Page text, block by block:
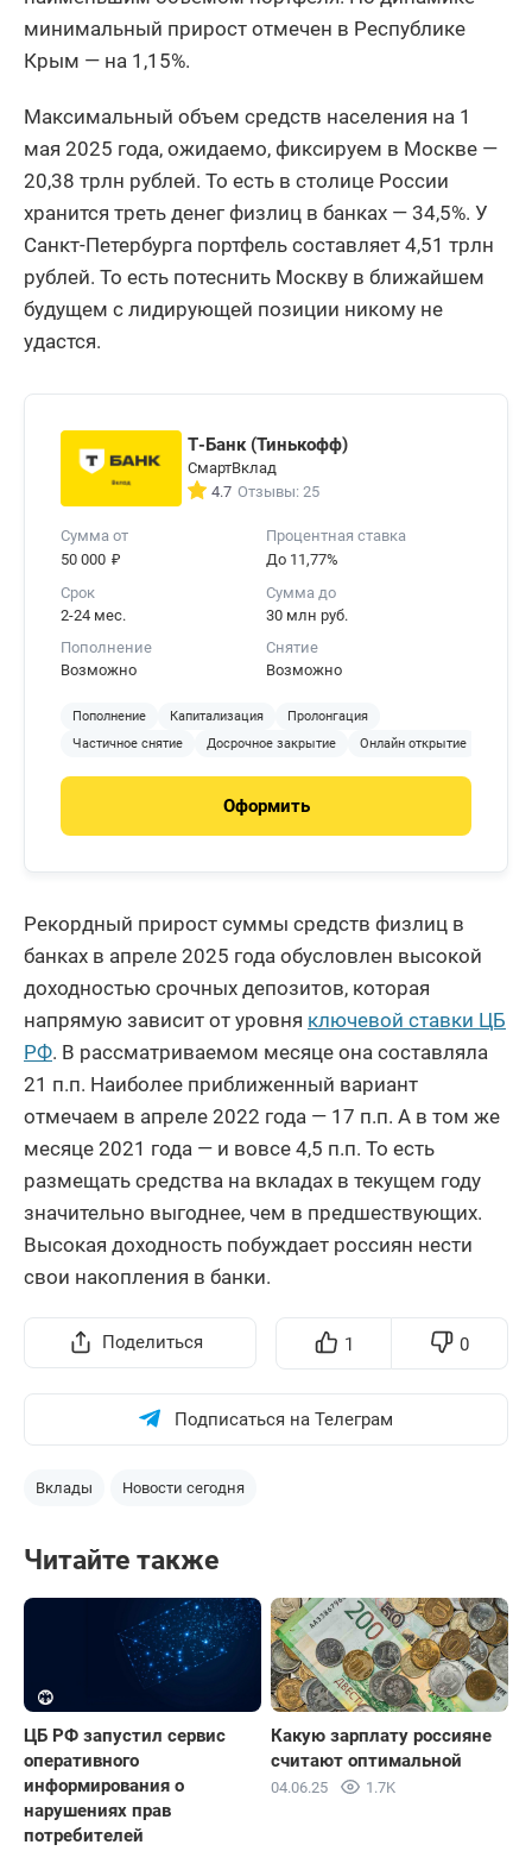
минимальный прирост отмечен в Республике
Крым — на 1,15%.
Максимальный объем средств населения на 1
мая 2025 года, ожидаемо, фиксируем в Москве —
20,38 трлн рублей. То есть в столице России
хранится треть денег физлиц в банках — 34,5%. У
Санкт-Петербурга портфель составляет 4,51 трлн
рублей. То есть потеснить Москву в ближайшем
будущем с лидирующей позиции никому не
удастся.
Т-Банк (Тинькофф)
СмартВклад
4.7 Отзывы: 25
Сумма от
50 000 ₽
Процентная ставка
До 11,77%
Срок
2-24 мес.
Сумма до
30 млн руб.
Пополнение
Возможно
Снятие
Возможно
Пополнение Капитализация
Пролонгация
Частичное снятие
Досрочное закрытие Онлайн открытие
Оформить
Рекордный прирост суммы средств физлиц в
банках в апреле 2025 года обусловлен высокой
доходностью срочных депозитов, которая
напрямую зависит от уровня ключевой ставки ЦБ
РФ. В рассматриваемом месяце она составляла
21 п.п. Наиболее приближенный вариант
отмечаем в апреле 2022 года — 17 п.п. А в том же
месяце 2021 года — и вовсе 4,5 п.п. То есть
размещать средства на вкладах в текущем году
значительно выгоднее, чем в предшествующих.
Высокая доходность побуждает россиян нести
свои накопления в банки.
Поделиться 1 0
Подписаться на Телеграм
Вклады Новости сегодня
Читайте также
ЦБ РФ запустил сервис
оперативного
информирования о
нарушениях прав
потребителей
Какую зарплату россияне
считают оптимальной
04.06.25 1.7K